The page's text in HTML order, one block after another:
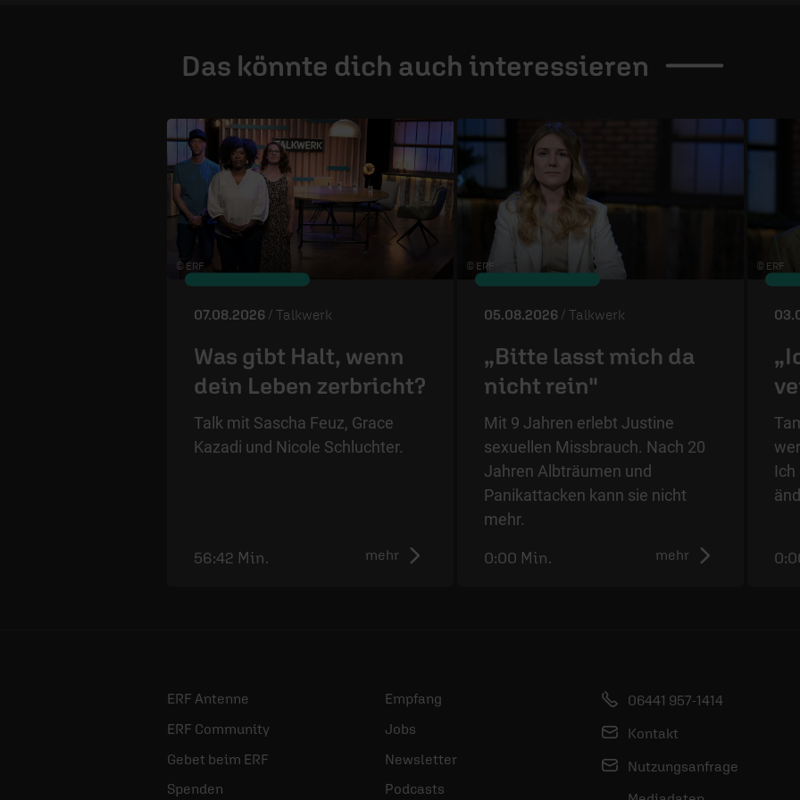
Das könnte dich auch interessieren
© ÉRF
07.08.2026 / Talkwerk
Was gibt Halt, wenn
dein Leben zerbricht?
Talk mit Sascha Feuz, Grace
Kazadi und Nicole Schluchter.
mehr
56:42 Min.
© ERF
05.08.2026 / Talkwerk
„Bitte lasst mich da
nicht rein"
Mit 9 Jahren erlebt Justine
sexuellen Missbrauch. Nach 20
Jahren Albträumen und
Panikattacken kann sie nicht
mehr.
mehr
0:00 Min.
© ERF
ERF Antenne
ERF Community
Gebet beim ERF
Spenden
Empfang
Jobs
Newsletter
Podcasts
06441 957-1414
Kontakt
Nutzungsanfrage